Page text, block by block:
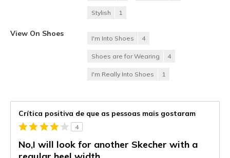
Stylish 1
View On Shoes
I'm Into Shoes 4
Shoes are for Wearing 4
I'm Really Into Shoes 1
Crítica positiva de que as pessoas mais gostaram
4
No,I will look for another Skecher with a